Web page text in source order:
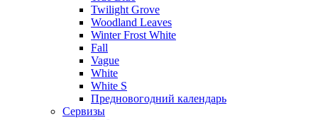
Twilight Grove
Woodland Leaves
Winter Frost White
Fall
Vague
White
White S
Предновогодний календарь
Сервизы